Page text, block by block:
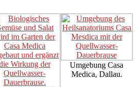
Umgebung Casa
Medica, Dallau.